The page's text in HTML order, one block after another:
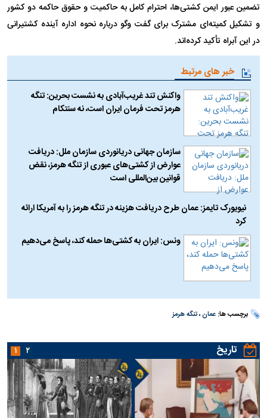
تضمین عبور ایمن کشتی‌ها، احترام کامل به حاکمیت و حقوق حاکمه دو کشور
و تشکیل کمیته‌ای مشترک برای گفت‌ وگو درباره نحوه اداره آینده کشتیرانی
در این آبراه تأکید کرده‌اند.
خبر های مرتبط
واکنش تند غریب‌آبادی به نشست بحرین: تنگه
هرمز تحت فرمان ایران است، نه سنتکام
سازمان جهانی دریانوردی سازمان ملل: دریافت
عوارض از کشتی‌های عبوری از تنگه هرمز، نقض
قوانین بین‌المللی است
نیویورک تایمز: عمان طرح دریافت هزینه در تنگه هرمز را به آمریکا ارائه
کرد
ونس: ایران به کشتی‌ها حمله کند، پاسخ می‌دهیم
برچسب ها:عمان،تنگه هرمز
تاریخ ۱ ۲